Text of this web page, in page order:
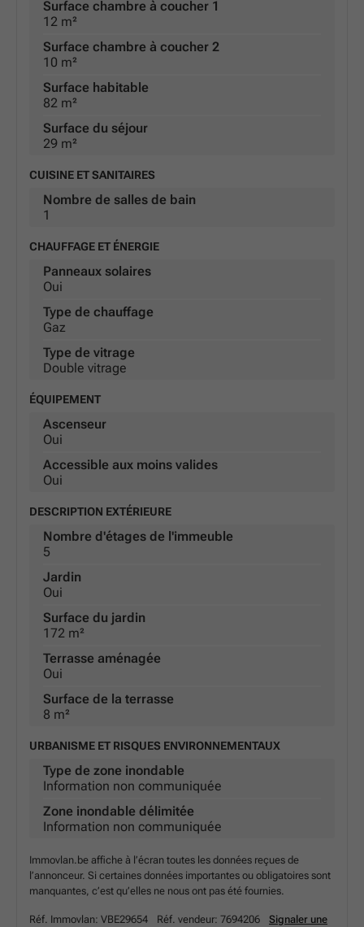
Surface chambre à coucher 1
12 m²
Surface chambre à coucher 2
10 m²
Surface habitable
82 m²
Surface du séjour
29 m²
CUISINE ET SANITAIRES
Nombre de salles de bain
1
CHAUFFAGE ET ÉNERGIE
Panneaux solaires
Oui
Type de chauffage
Gaz
Type de vitrage
Double vitrage
ÉQUIPEMENT
Ascenseur
Oui
Accessible aux moins valides
Oui
DESCRIPTION EXTÉRIEURE
Nombre d'étages de l'immeuble
5
Jardin
Oui
Surface du jardin
172 m²
Terrasse aménagée
Oui
Surface de la terrasse
8 m²
URBANISME ET RISQUES ENVIRONNEMENTAUX
Type de zone inondable
Information non communiquée
Zone inondable délimitée
Information non communiquée
Immovlan.be affiche à l’écran toutes les données reçues de
l’annonceur. Si certaines données importantes ou obligatoires sont
manquantes, c’est qu’elles ne nous ont pas été fournies.
Réf. Immovlan: VBE29654 Réf. vendeur: 7694206
Signaler une